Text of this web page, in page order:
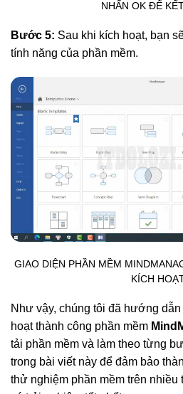
NHẤN OK ĐỂ
Bước 5: Sau khi kích hoạt, bạn
tính năng của phần mềm.
GIAO DIỆN PHẦN MỀM
KÍCH
Như vậy, chúng tôi đã hướng
hoạt thành công phần mềm
tải phần mềm và làm theo từng
trong bài viết này để đảm bảo
thử nghiệm phần mềm trên nhiều